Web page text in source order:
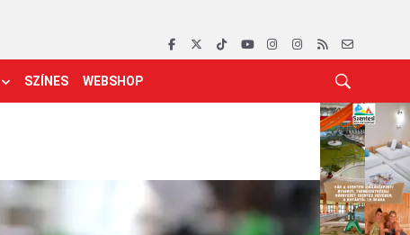
SZÍNES WEBSHOP